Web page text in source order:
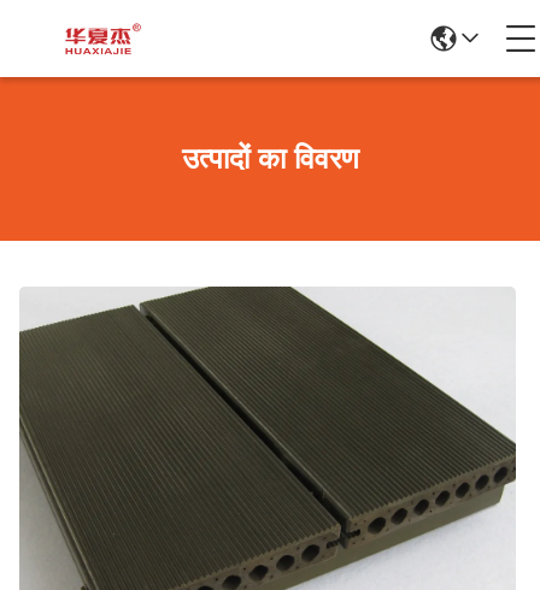
उत्पादों का विवरण